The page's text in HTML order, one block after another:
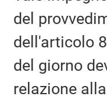
del
dell'articolo
del giorno
relazione